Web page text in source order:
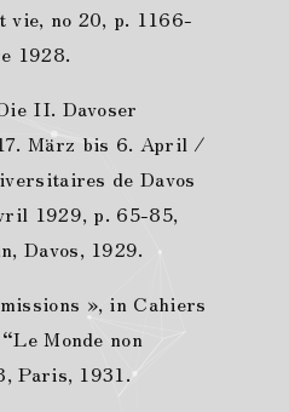
no 20, p. 1166-
1928.
II. Davoser
März bis 6. April /
de Davos
1929, p. 65-85,
Davos, 1929.
», in Cahiers
Monde non
Paris, 1931.